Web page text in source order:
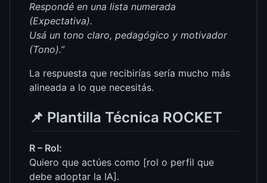
Respondé en una lista numerada
(Expectativa).
Usá un tono claro, pedagógico y motivador
(Tono).”
La respuesta que recibirías sería mucho más
alineada a lo que necesitás.
📌 Plantilla Técnica ROCKET
R – Rol:
Quiero que actúes como [rol o perfil que
debe adoptar la IA].